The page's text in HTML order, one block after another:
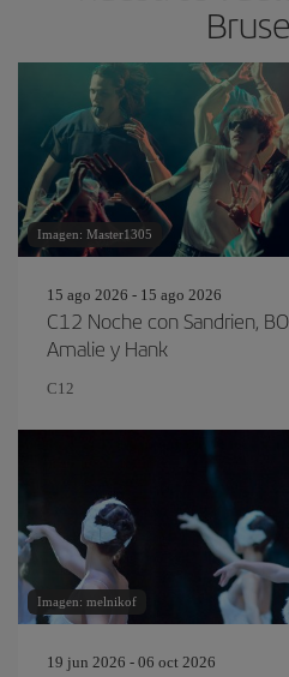
Imagen: Master1305
15 ago 2026 - 15 ago 2026
C12 Noche con Sandrien,
Amalie y Hank
C12
Imagen: melnikof
19 jun 2026 - 06 oct 2026